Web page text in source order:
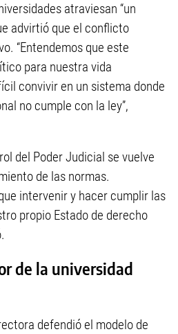
atraviesan “un
advirtió que el conflicto
“Entendemos que este
para nuestra vida
convivir en un sistema donde
no cumple con la ley”,
del Poder Judicial se vuelve
de las normas.
intervenir y hacer cumplir las
propio Estado de derecho
de la universidad
defendió el modelo de